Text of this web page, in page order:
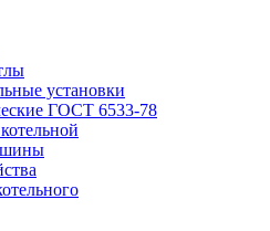
установки
ГОСТ 6533-78